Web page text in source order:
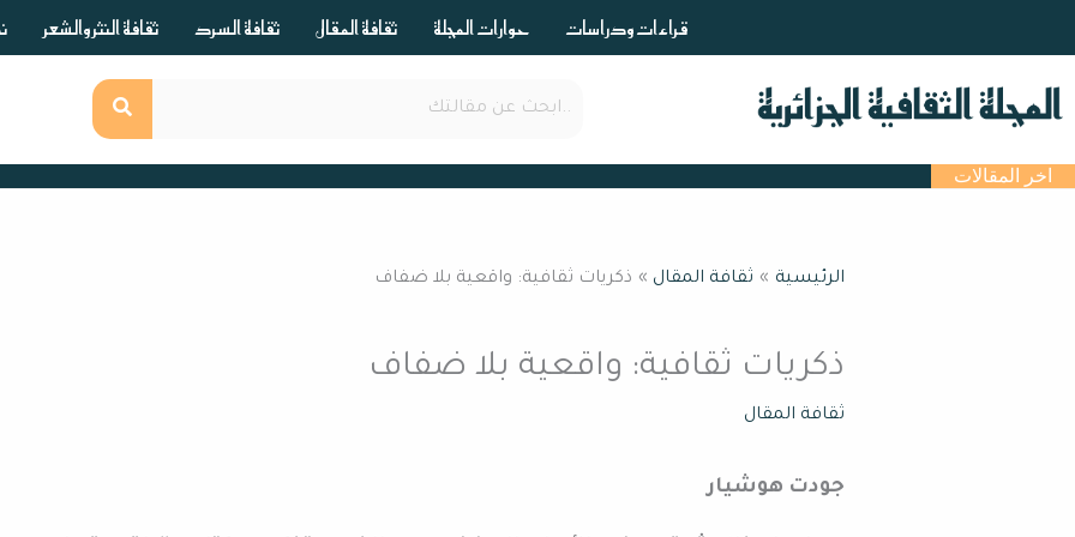
المحتوى
قراءات ودراسات حوارات المجلة ثقافة المقال ثقافة السرد ثقافة النثر والشعر
اخر المقالات
الرئيسية ثقافة المقال ذكريات ثقافية: واقعية بلا ضفاف
ذكريات ثقافية: واقعية بلا ضفاف
ثقافة المقال
جودت هوشيار